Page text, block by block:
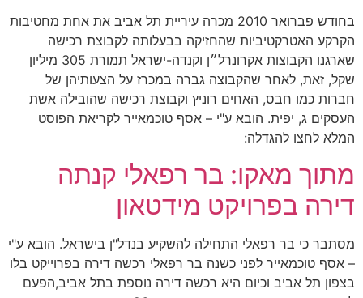
בחודש פברואר 2010 מכרה עיריית תל אביב את אחת מחטיבות
הקרקע האטרקטיביות שהחזיקה בבעלותה לקבוצת רכישה
שארגנו הקבוצות אקרונרל״ן וקנדה-ישראל תמורת 305 מיליון
שקל, זאת, לאחר שהקבוצה גברה במכרז על הצעותיהן של
חברות כמו חבס, האחים רוניץ וקבוצת רכישה שהובילה אשת
העסקים ג, יפית. הובא ע"י – אסף טוכמאייר לקריאת הפוסט
המלא לחצו להגדלה:
מתוך מאקו: בר רפאלי קנתה
דירה בפרויקט מידטאון
מסתבר כי בר רפאלי התחילה להשקיע בנדל"ן בישראל. הובא ע"י
– אסף טוכמאייר לפני כשנה בר רפאלי רכשה דירה בפרוייקט בלו
בצפון תל אביב וכיום היא רכשה דירה נוספת בתל אביב,הפעם